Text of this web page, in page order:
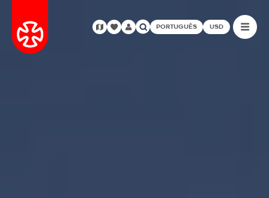
PORTUGUÊS USD